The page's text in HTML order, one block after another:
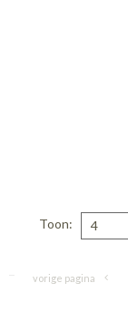
Toon 4
vorige pagina